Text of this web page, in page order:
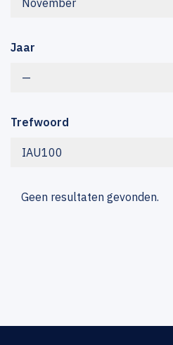
November
Jaar
—
Trefwoord
IAU100
Geen resultaten gevonden.